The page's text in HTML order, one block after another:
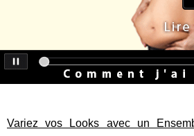
Variez vos Looks avec un